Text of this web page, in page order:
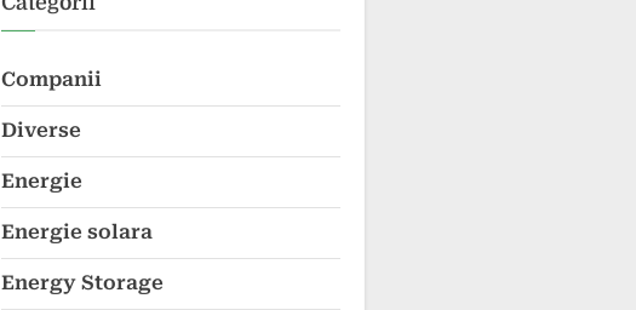
Companii
Diverse
Energie
Energie solara
Energy Storage